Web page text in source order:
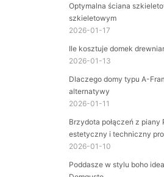
Optymalna ściana
szkieletowym
2026-01-17
Ile kosztuje domek
2026-01-13
Dlaczego domy typu A-
alternatywy
2026-01-11
Brzydota połączeń z piany
estetyczny i techniczny
2026-01-10
Poddasze w stylu boho